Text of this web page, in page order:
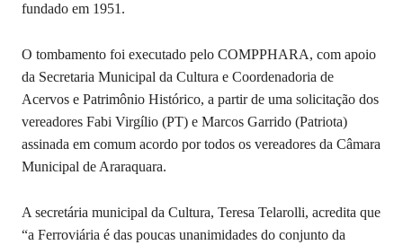
fundado em 1951.
O tombamento foi executado pelo COMPPHARA, com apoio
da Secretaria Municipal da Cultura e Coordenadoria de
Acervos e Patrimônio Histórico, a partir de uma solicitação dos
vereadores Fabi Virgílio (PT) e Marcos Garrido (Patriota)
assinada em comum acordo por todos os vereadores da Câmara
Municipal de Araraquara.
A secretária municipal da Cultura, Teresa Telarolli, acredita que
“a Ferroviária é das poucas unanimidades do conjunto da